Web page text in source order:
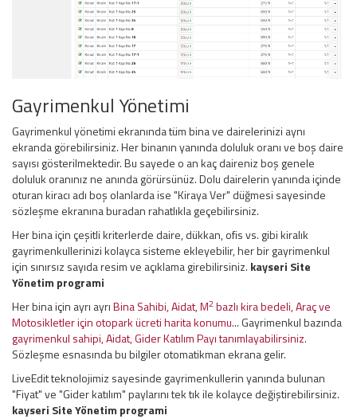
Gayrimenkul Yönetimi
Gayrimenkul yönetimi ekranında tüm bina ve dairelerinizi aynı
ekranda görebilirsiniz. Her binanın yanında doluluk oranı ve boş daire
sayısı gösterilmektedir. Bu sayede o an kaç daireniz boş genele
doluluk oranınız ne anında görürsünüz. Dolu dairelerin yanında içinde
oturan kiracı adı boş olanlarda ise "Kiraya Ver" düğmesi sayesinde
sözleşme ekranına buradan rahatlıkla geçebilirsiniz.
Her bina için çeşitli kriterlerde daire, dükkan, ofis vs. gibi kiralık
gayrimenkullerinizi kolayca sisteme ekleyebilir, her bir gayrimenkul
için sınırsız sayıda resim ve açıklama girebilirsiniz. kayseri Site
Yönetim programi
Her bina için ayrı ayrıBina Sahibi, Aidat, M2 bazlı kira bedeli, Araç ve
Motosikletler için otopark ücreti harita konumu... Gayrimenkul bazında
gayrimenkul sahipi, Aidat, Gider Katılım Payı tanımlayabilirsiniz.
Sözleşme esnasında bu bilgiler otomatikman ekrana gelir.
LiveEdit teknolojimiz sayesinde gayrimenkullerin yanında bulunan
"Fiyat" ve "Gider katılım" paylarını tek tık ile kolayce değiştirebilirsiniz.
kayseri Site Yönetim programi